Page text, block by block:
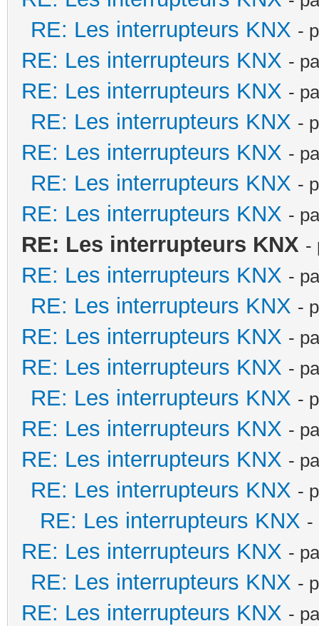
RE: Les interrupteurs KNX -
RE: Les interrupteurs KNX -
RE: Les interrupteurs KNX -
RE: Les interrupteurs KNX -
RE: Les interrupteurs KNX -
RE: Les interrupteurs KNX -
RE: Les interrupteurs KNX -
RE: Les interrupteurs KNX -
RE: Les interrupteurs KNX -
RE: Les interrupteurs KNX -
RE: Les interrupteurs KNX -
RE: Les interrupteurs KNX -
RE: Les interrupteurs KNX -
RE: Les interrupteurs KNX -
RE: Les interrupteurs KNX -
RE: Les interrupteurs KNX -
RE: Les interrupteurs KNX -
RE: Les interrupteurs KNX -
RE: Les interrupteurs KNX -
RE: Les interrupteurs KNX -